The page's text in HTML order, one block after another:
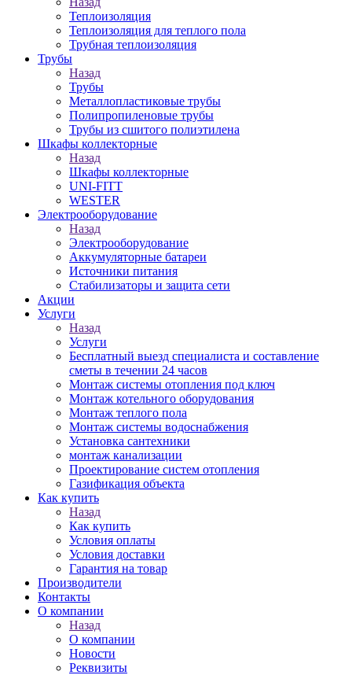
Теплоизоляция
Теплоизоляция для теплого пола
Трубная теплоизоляция
Трубы
Назад
Трубы
Металлопластиковые трубы
Полипропиленовые трубы
Трубы из сшитого полиэтилена
Шкафы коллекторные
Назад
Шкафы коллекторные
UNI-FITT
WESTER
Электрооборудование
Назад
Электрооборудование
Аккумуляторные батареи
Источники питания
Стабилизаторы и защита сети
Акции
Услуги
Назад
Услуги
Бесплатный выезд специалиста и составление
сметы в течении 24 часов
Монтаж системы отопления под ключ
Монтаж котельного оборудования
Монтаж теплого пола
Монтаж системы водоснабжения
Установка сантехники
монтаж канализации
Проектирование систем отопления
Газификация объекта
Как купить
Назад
Как купить
Условия оплаты
Условия доставки
Гарантия на товар
Производители
Контакты
О компании
Назад
О компании
Новости
Реквизиты